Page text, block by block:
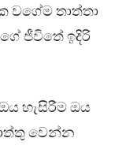
වගේම තාත්තා
ජීවිතේ ඉදිරි
හැසිරීම ඔය
වෙන්න